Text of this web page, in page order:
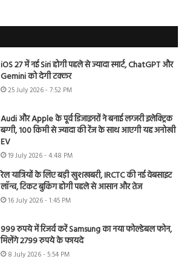
iOS 27 में नई Siri होगी पहले से ज्यादा स्मार्ट, ChatGPT और
Gemini को देगी टक्कर
25 July 2026 - 7:52 PM
Audi और Apple के पूर्व डिजाइनरों ने बनाई लग्जरी इलेक्ट्रिक
बग्गी, 100 किमी से ज्यादा की रेंज के साथ आएगी यह अनोखी
EV
19 July 2026 - 4:48 PM
रेल यात्रियों के लिए बड़ी खुशखबरी, IRCTC की नई वेबसाइट
लॉन्च, टिकट बुकिंग होगी पहले से आसान और तेज
16 July 2026 - 1:45 PM
999 रुपये में रिजर्व करें Samsung का नया फोल्डेबल फोन,
मिलेंगे 2799 रुपये के फायदे
8 July 2026 - 5:54 PM